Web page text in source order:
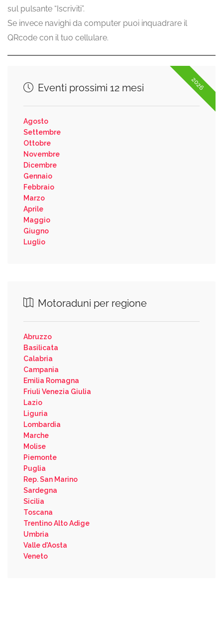
sul pulsante “Iscriviti”.
Se invece navighi da computer puoi inquadrare il
QRcode con il tuo cellulare.
2026
Eventi prossimi 12 mesi
Agosto
Settembre
Ottobre
Novembre
Dicembre
Gennaio
Febbraio
Marzo
Aprile
Maggio
Giugno
Luglio
Motoraduni per regione
Abruzzo
Basilicata
Calabria
Campania
Emilia Romagna
Friuli Venezia Giulia
Lazio
Liguria
Lombardia
Marche
Molise
Piemonte
Puglia
Rep. San Marino
Sardegna
Sicilia
Toscana
Trentino Alto Adige
Umbria
Valle d'Aosta
Veneto